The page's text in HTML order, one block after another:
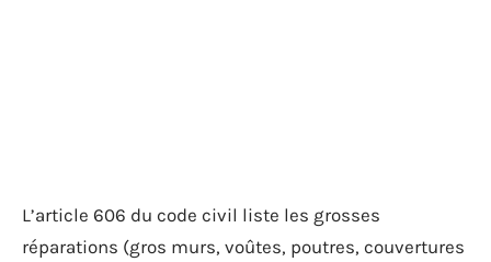
L’article 606 du code civil liste les grosses
réparations (gros murs, voûtes, poutres, couvertures